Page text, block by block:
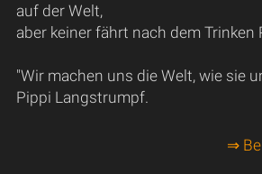
auf der Welt,
aber keiner fährt nach dem Trinken
"Wir machen uns die Welt, wie sie
Pippi Langstrumpf.
⇒